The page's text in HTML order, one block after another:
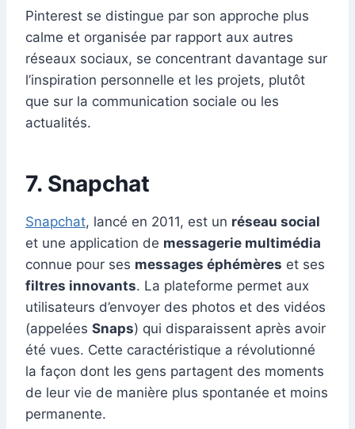
Pinterest se distingue par son approche plus
calme et organisée par rapport aux autres
réseaux sociaux, se concentrant davantage sur
l’inspiration personnelle et les projets, plutôt
que sur la communication sociale ou les
actualités.
7. Snapchat
Snapchat, lancé en 2011, est un réseau social
et une application de messagerie multimédia
connue pour ses messages éphémères et ses
filtres innovants. La plateforme permet aux
utilisateurs d’envoyer des photos et des vidéos
(appelées Snaps) qui disparaissent après avoir
été vues. Cette caractéristique a révolutionné
la façon dont les gens partagent des moments
de leur vie de manière plus spontanée et moins
permanente.